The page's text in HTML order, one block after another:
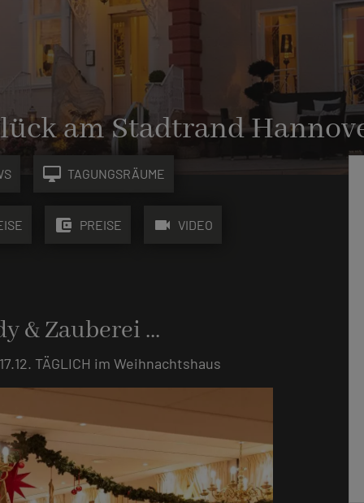
am Stadtrand
desktop_mac TAGUNGSRÄUME
account_balance_wallet PREISE videocam VIDEO
& Zauberei ...
TÄGLICH im Weihnachtshaus